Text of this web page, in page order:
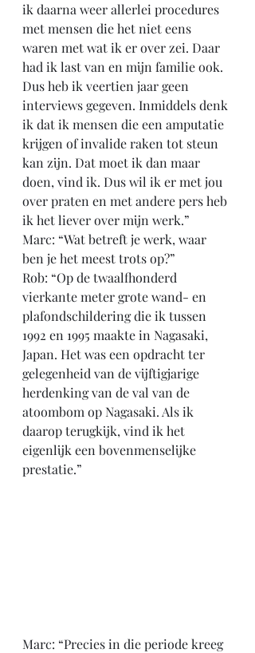
ik daarna weer allerlei procedures
met mensen die het niet eens
waren met wat ik er over zei. Daar
had ik last van en mijn familie ook.
Dus heb ik veertien jaar geen
interviews gegeven. Inmiddels denk
ik dat ik mensen die een amputatie
krijgen of invalide raken tot steun
kan zijn. Dat moet ik dan maar
doen, vind ik. Dus wil ik er met jou
over praten en met andere pers heb
ik het liever over mijn werk.”
Marc: “Wat betreft je werk, waar
ben je het meest trots op?”
Rob: “Op de twaalfhonderd
vierkante meter grote wand- en
plafondschildering die ik tussen
1992 en 1995 maakte in Nagasaki,
Japan. Het was een opdracht ter
gelegenheid van de vijftigjarige
herdenking van de val van de
atoombom op Nagasaki. Als ik
daarop terugkijk, vind ik het
eigenlijk een bovenmenselijke
prestatie.”
Marc: “Precies in die periode kreeg